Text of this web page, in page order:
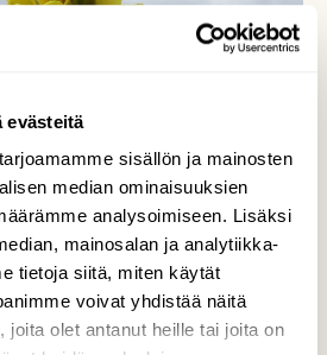
evästeitä
sisällön ja mainosten
median ominaisuuksien
analysoimiseen. Lisäksi
mainosalan ja analytiikka-
tietoja siitä, miten käytät
voivat yhdistää näitä
joita olet antanut heille tai joita on